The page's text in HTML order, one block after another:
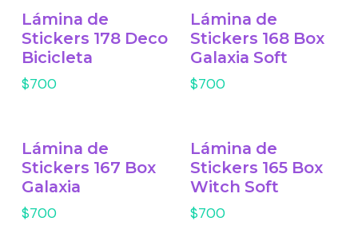
Lámina de
Stickers 178 Deco
Bicicleta
$700
Lámina de
Stickers 168 Box
Galaxia Soft
$700
Lámina de
Stickers 167 Box
Galaxia
$700
Lámina de
Stickers 165 Box
Witch Soft
$700